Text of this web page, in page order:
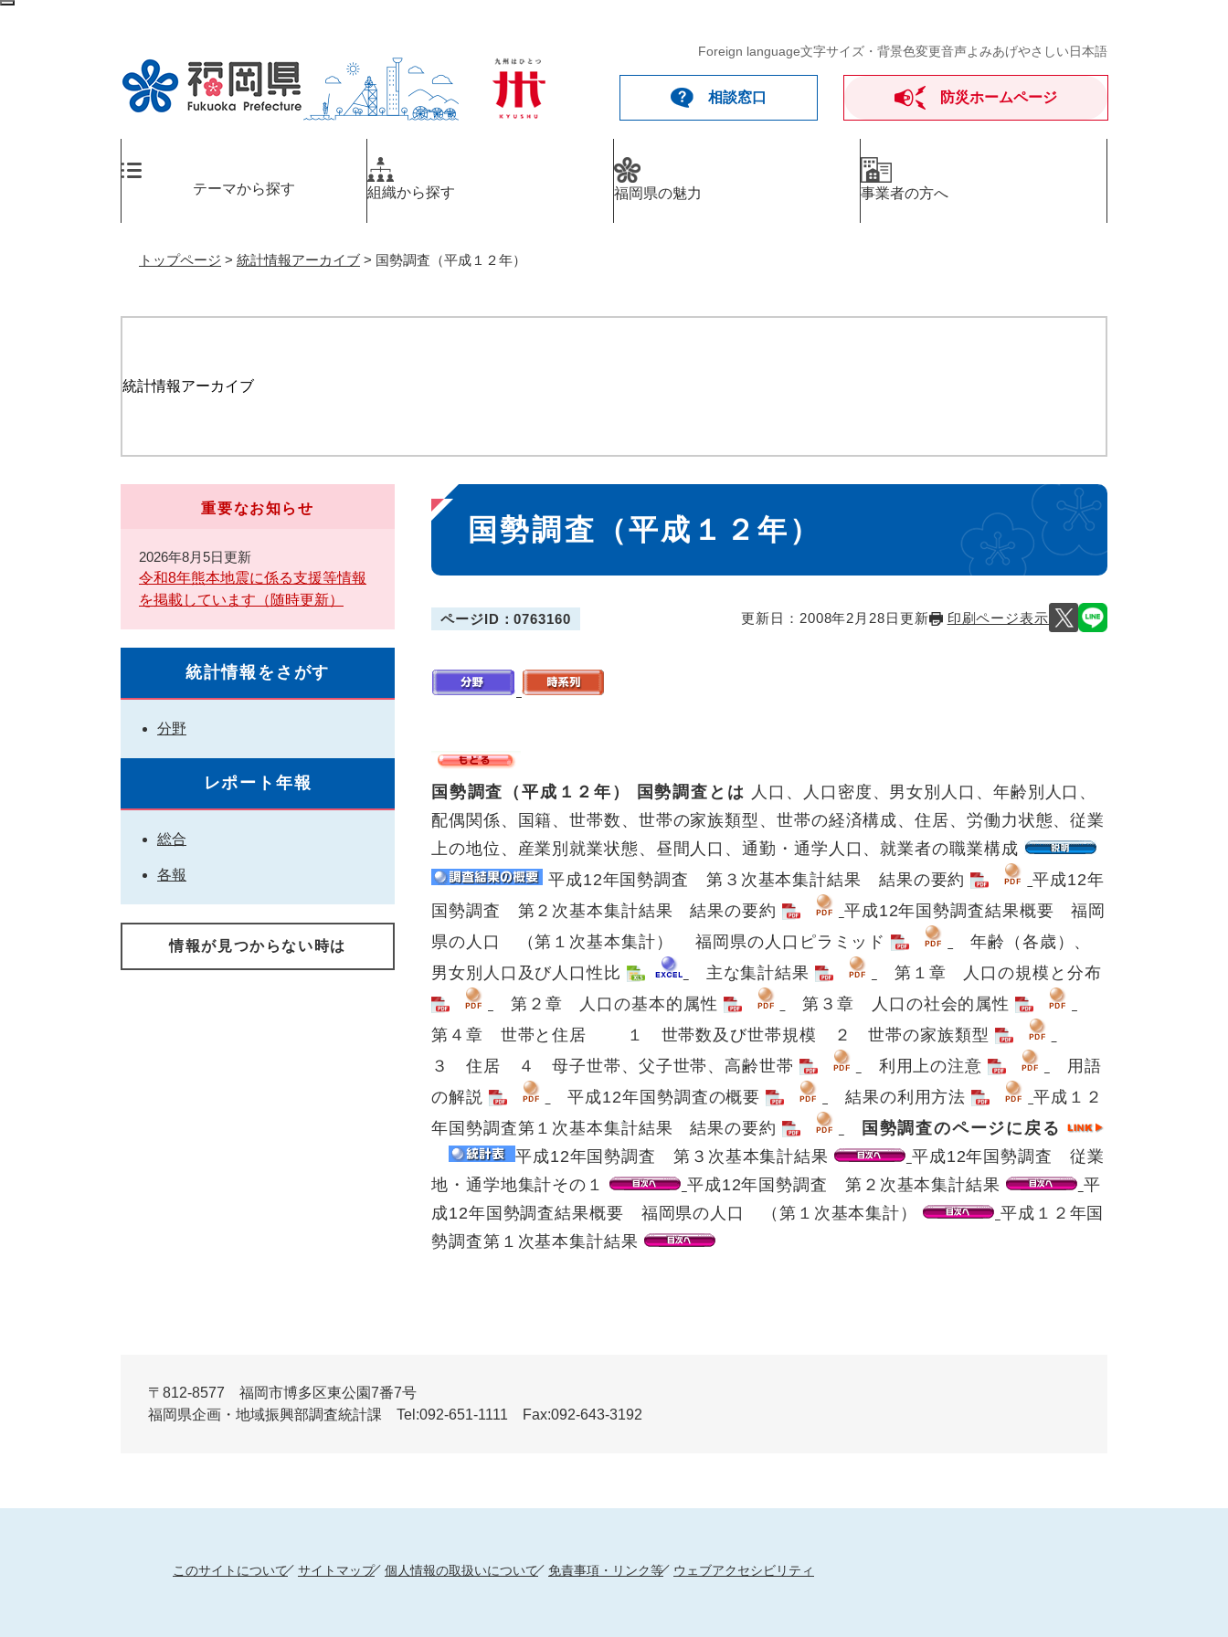
ペ
メ
Foreign language文字サイズ・背景色変更音声よみあげやさしい日本語
相談窓口 防災ホームページ
テーマから探す 組織から探す 福岡県の魅力 事業者の方へ
トップページ > 統計情報アーカイブ > 国勢調査（平成１２年）
統計情報アーカイブ
本
文
国勢調査（平成１２年）
ページID：0763160 更新日：2008年2月28日更新 印刷ページ表示
国勢調査（平成１２年） 国勢調査とは 人口、人口密度、男女別人口、年齢別人口、
配偶関係、国籍、世帯数、世帯の家族類型、世帯の経済構成、住居、労働力状態、従業
上の地位、産業別就業状態、昼間人口、通勤・通学人口、就業者の職業構成
平成12年国勢調査 第３次基本集計結果 結果の要約
平成12年
国勢調査 第２次基本集計結果 結果の要約
平成12年国勢調査結果概要 福岡
県の人口 （第１次基本集計） 福岡県の人口ピラミッド
年齢（各歳）、
男女別人口及び人口性比
主な集計結果
第１章 人口の規模と分布
第２章 人口の基本的属性
第３章 人口の社会的属性
第４章 世帯と住居 １ 世帯数及び世帯規模 ２ 世帯の家族類型
３ 住居 ４ 母子世帯、父子世帯、高齢世帯
利用上の注意
用語
の解説
平成12年国勢調査の概要 結果の利用方法
平成１２
年国勢調査第１次基本集計結果 結果の要約
国勢調査のページに戻る
平成12年国勢調査 第３次基本集計結果
平成12年国勢調査 従業
地・通学地集計その１
平成12年国勢調査 第２次基本集計結果
平
成12年国勢調査結果概要 福岡県の人口 （第１次基本集計）
平成１２年国
勢調査第１次基本集計結果
重要なお知らせ
2026年8月5日更新
令和8年熊本地震に係る支援等情報
を掲載しています（随時更新）
統計情報をさがす
分野
レポート年報
総合
各報
情報が見つからない時は
〒812-8577 福岡市博多区東公園7番7号
福岡県企画・地域振興部調査統計課 Tel:092-651-1111 Fax:092-643-3192
このサイトについて サイトマップ 個人情報の取扱いについて 免責事項・リンク等 ウェブアクセシビリティ